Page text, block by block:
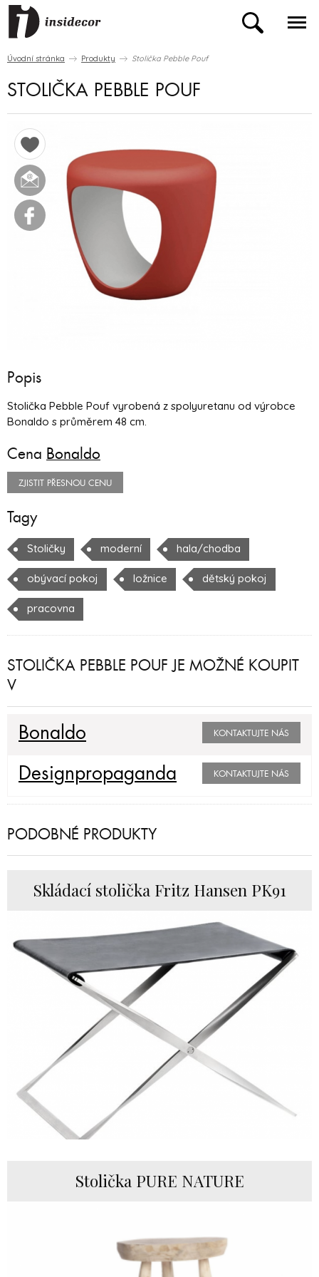
Úvodní stránka Produkty Stolička Pebble Pouf
STOLIČKA PEBBLE POUF
Popis
Stolička Pebble Pouf vyrobená z spolyuretanu od výrobce
Bonaldo s průměrem 48 cm.
Cena Bonaldo
ZJISTIT PŘESNOU CENU
Tagy
Stoličky moderní hala/chodba
obývací pokoj ložnice dětský pokoj
pracovna
STOLIČKA PEBBLE POUF JE MOŽNÉ KOUPIT
V
Bonaldo KONTAKTUJTE NÁS
Designpropaganda KONTAKTUJTE NÁS
PODOBNÉ PRODUKTY
Skládací stolička Fritz Hansen PK91
Stolička PURE NATURE